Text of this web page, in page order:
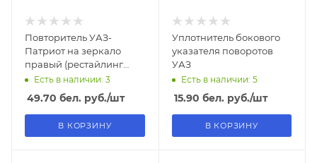
Повторитель УАЗ-
Патриот на зеркало
правый (рестайлинг
2014г.)
Есть в наличии: 3
49.70 бел. руб./шт
В КОРЗИНУ
Уплотнитель бокового
указателя поворотов
УАЗ
Есть в наличии: 5
15.90 бел. руб./шт
В КОРЗИНУ